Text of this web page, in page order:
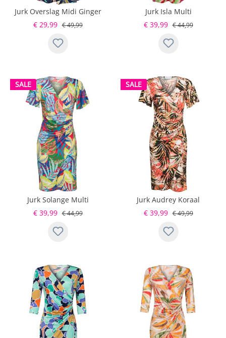
Jurk Overslag Midi Ginger
€ 29,99 € 49,99
Jurk Isla Multi
€ 39,99 € 44,99
SALE
Jurk Solange Multi
€ 39,99 € 44,99
SALE
Jurk Audrey Koraal
€ 39,99 € 49,99